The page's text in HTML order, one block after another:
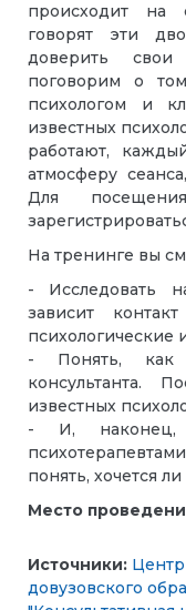
происходит на
говорят эти
доверить
поговорим о
психологом и
известных
работают,
атмосферу
Для
На тренинге вы
- Исследовать
зависит
психологические
- Понять, как
консультанта.
известных
- И, наконец,
понять, хочется
Место
Источники:
довузовского